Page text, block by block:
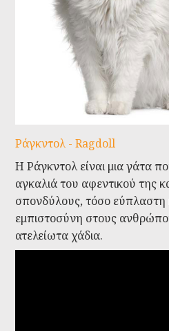
Ράγκντολ - Ragdoll
Η Ράγκντολ είναι μια γάτα
αγκαλιά του αφεντικού της
σπονδύλους, τόσο εύπλαστη
εμπιστοσύνη στους
ατελείωτα χάδια.